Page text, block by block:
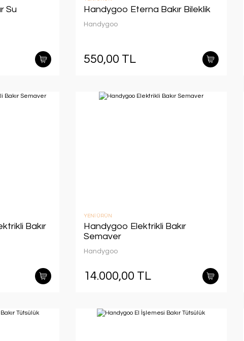
Su
Handygoo Eterna Bakır Bileklik
Handygoo
550,00 TL
Bakır
YENİ ÜRÜN
Handygoo Elektrikli Bakır
Semaver
Handygoo
14.000,00 TL